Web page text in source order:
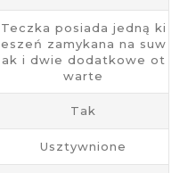
Teczka posiada jedną ki
eszeń zamykana na suw
ak i dwie dodatkowe ot
warte
Tak
Usztywnione